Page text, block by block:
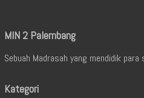
MIN 2 Palembang
Sebuah Madrasah yang mendidik
Kategori